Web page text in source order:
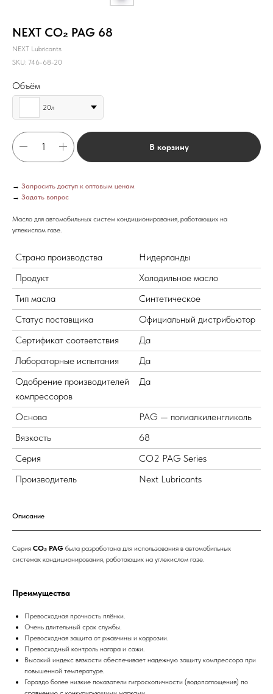
NEXT CO₂ PAG 68
NEXT Lubricants
SKU: 746-68-20
Объём
20л
В корзину
→ Запросить доступ к оптовым ценам
→ Задать вопрос
Масло для автомобильных систем кондиционирования, работающих на
углекислом газе.
Страна производства
Нидерланды
Продукт
Холодильное масло
Тип масла
Синтетическое
Статус поставщика
Официальный дистрибьютор
Сертификат соответствия
Да
Лабораторные испытания
Да
Одобрение производителей
компрессоров
Да
Основа
PAG — полиалкиленгликоль
Вязкость
68
Серия
CO2 PAG Series
Производитель
Next Lubricants
Описание
Серия CO₂ PAG была разработана для использования в автомобильных
системах кондиционирования, работающих на углекислом газе.
Преимущества
Превосходная прочность плёнки.
Очень длительный срок службы.
Превосходная защита от ржавчины и коррозии.
Превосходный контроль нагара и сажи.
Высокий индекс вязкости обеспечивает надежную защиту компрессора при
повышенной температуре.
Гораздо более низкие показатели гигроскопичности (водопоглощения) по